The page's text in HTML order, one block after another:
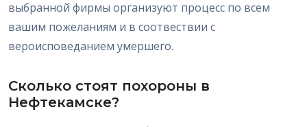
выбранной фирмы организуют процесс по всем
вашим пожеланиям и в соотвествии с
вероисповеданием умершего.
Сколько стоят похороны в
Нефтекамске?